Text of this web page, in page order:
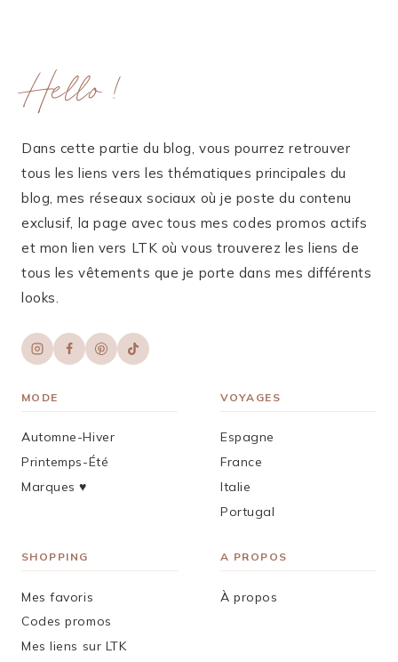
Hello !
Dans cette partie du blog, vous pourrez retrouver
tous les liens vers les thématiques principales du
blog, mes réseaux sociaux où je poste du contenu
exclusif, la page avec tous mes codes promos actifs
et mon lien vers LTK où vous trouverez les liens de
tous les vêtements que je porte dans mes différents
looks.
MODE
Automne-Hiver
Printemps-Été
Marques ♥︎
VOYAGES
Espagne
France
Italie
Portugal
SHOPPING
Mes favoris
Codes promos
Mes liens sur LTK
A PROPOS
À propos